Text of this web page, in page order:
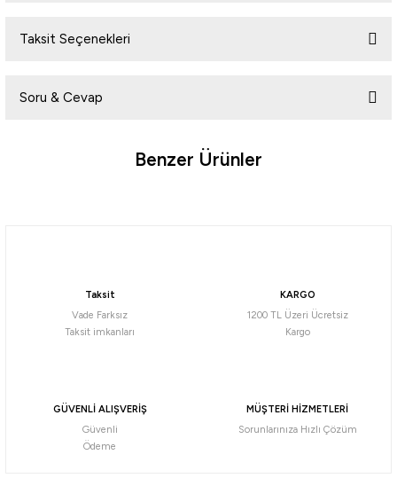
Taksit Seçenekleri
Soru & Cevap
Ürün hakkında henüz soru sorulmamış.
Benzer Ürünler
Taksit
Vade Farksız
Taksit imkanları
KARGO
1200 TL Üzeri Ücretsiz
Kargo
GÜVENLİ ALIŞVERİŞ
Güvenli
Ödeme
MÜŞTERİ HİZMETLERİ
Sorunlarınıza Hızlı Çözüm